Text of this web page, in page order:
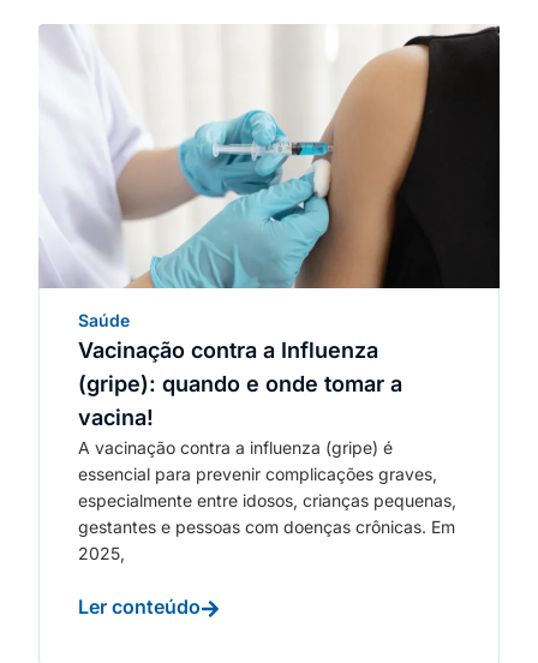
Saúde
Vacinação contra a Influenza
(gripe): quando e onde tomar a
vacina!
A vacinação contra a influenza (gripe) é
essencial para prevenir complicações graves,
especialmente entre idosos, crianças pequenas,
gestantes e pessoas com doenças crônicas. Em
2025,
Ler conteúdo